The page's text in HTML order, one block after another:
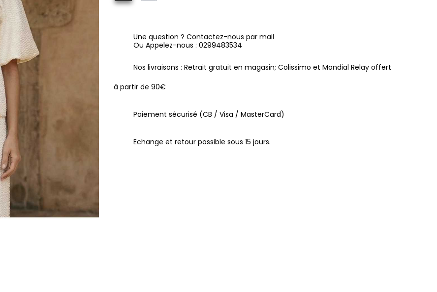
Une question ? Contactez-nous par mail
Ou Appelez-nous : 0299483534
Nos livraisons : Retrait gratuit en magasin; Colissimo et Mondial Relay offert
à partir de 90€
Paiement sécurisé (CB / Visa / MasterCard)
Echange et retour possible sous 15 jours.